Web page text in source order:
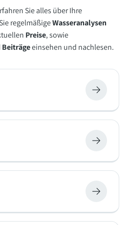
Sie alles über Ihre
regelmäßigeWasseranalysen
Preise, sowie
einsehen und nachlesen.